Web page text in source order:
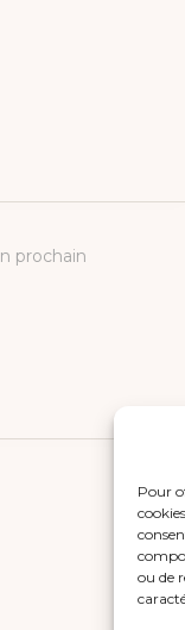
Pour
ou de
prochain